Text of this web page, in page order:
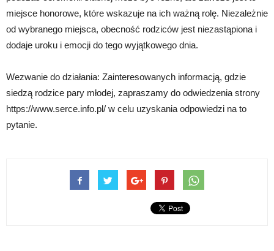
miejsce honorowe, które wskazuje na ich ważną rolę. Niezależnie
od wybranego miejsca, obecność rodziców jest niezastąpiona i
dodaje uroku i emocji do tego wyjątkowego dnia.
Wezwanie do działania: Zainteresowanych informacją, gdzie
siedzą rodzice pary młodej, zapraszamy do odwiedzenia strony
https://www.serce.info.pl/ w celu uzyskania odpowiedzi na to
pytanie.